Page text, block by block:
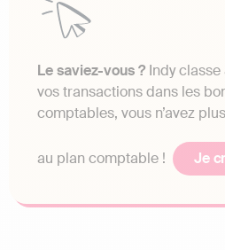
Le saviez-vous ? Indy classe
vos transactions dans les
comptables, vous n’avez
au plan comptable ! Je